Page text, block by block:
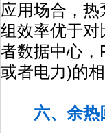
应用场合，
组效率优于对
者数据中心，
或者电力)的
六、余热